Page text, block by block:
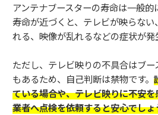
アンテナブースターの寿命は一般的
寿命が近づくと、テレビが映らな
れる、映像が乱れるなどの症状が発
ただし、テレビ映りの不具合はブ
もあるため、自己判断は禁物です。
ている場合や、テレビ映りに不安
業者へ点検を依頼すると安心でしょ